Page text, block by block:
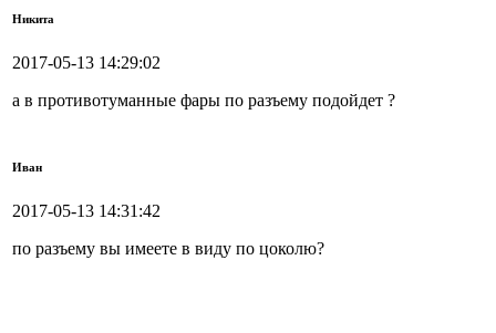
Никита
2017-05-13 14:29:02
а в противотуманные фары по разъему подойдет ?
Иван
2017-05-13 14:31:42
по разъему вы имеете в виду по цоколю?